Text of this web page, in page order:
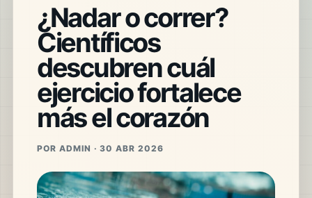
¿Nadar o correr?
Científicos
descubren cuál
ejercicio fortalece
más el corazón
POR ADMIN · 30 ABR 2026